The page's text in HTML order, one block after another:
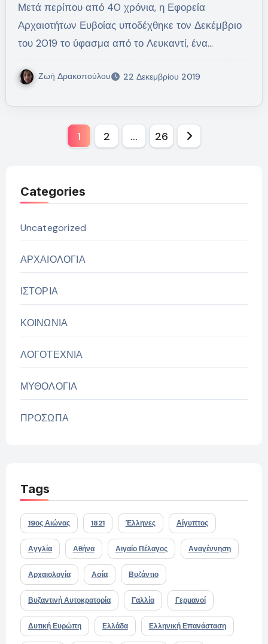
Μετά περίπου από 40 χρόνια, η Εφορεία
Αρχαιοτήτων Ευβοίας υποδέχθηκε τον Δεκέμβριο
του 2019 το ύφασμα από το Λευκαντί, ένα…
Ζωή Δρακοπούλου 22 Δεκεμβρίου 2019
Σελιδοποίηση
1 2 … 26
Categories
Uncategorized
ΑΡΧΑΙΟΛΟΓΙΑ
ΙΣΤΟΡΙΑ
ΚΟΙΝΩΝΙΑ
ΛΟΓΟΤΕΧΝΙΑ
ΜΥΘΟΛΟΓΙΑ
ΠΡΟΣΩΠΑ
Tags
19ος Αιώνας 1821 Έλληνες Αίγυπτος
Αγγλία Αθήνα Αιγαίο Πέλαγος Αναγέννηση
Αρχαιολογία Ασία Βυζάντιο
Βυζαντινή Αυτοκρατορία Γαλλία Γερμανοί
Δυτική Ευρώπη Ελλάδα Ελληνική Επανάσταση